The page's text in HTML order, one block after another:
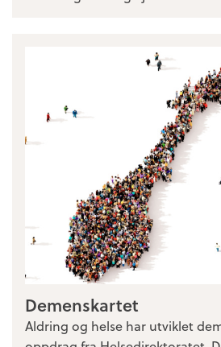
Demenskartet
Aldring og helse har utviklet